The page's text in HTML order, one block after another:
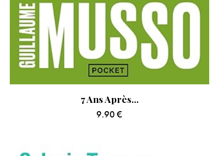
7 Ans Après…
9.90 €